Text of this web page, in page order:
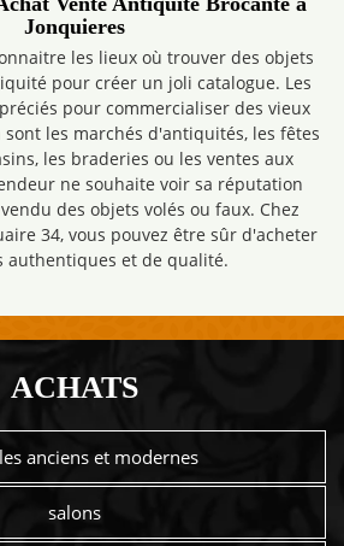
Jonquieres
les lieux où trouver des objets
pour créer un joli catalogue. Les
pour commercialiser des vieux
sont les marchés d'antiquités, les fêtes
les braderies ou les ventes aux
ne souhaite voir sa réputation
des objets volés ou faux. Chez
34, vous pouvez être sûr d'acheter
authentiques et de qualité.
ACHATS
anciens et modernes
salons